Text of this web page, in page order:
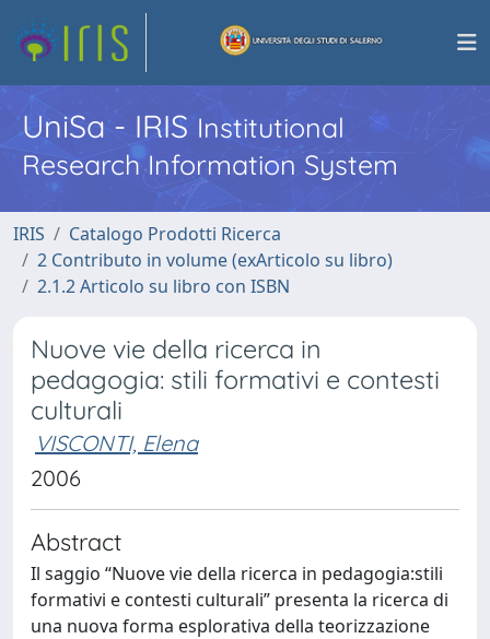
UniSa - IRISInstitutional
Research Information System
IRIS
Catalogo Prodotti Ricerca
2 Contributo in volume (exArticolo su libro)
2.1.2 Articolo su libro con ISBN
Nuove vie della ricerca in
pedagogia: stili formativi e contesti
culturali
VISCONTI, Elena
2006
Abstract
Il saggio “Nuove vie della ricerca in pedagogia:stili
formativi e contesti culturali” presenta la ricerca di
una nuova forma esplorativa della teorizzazione